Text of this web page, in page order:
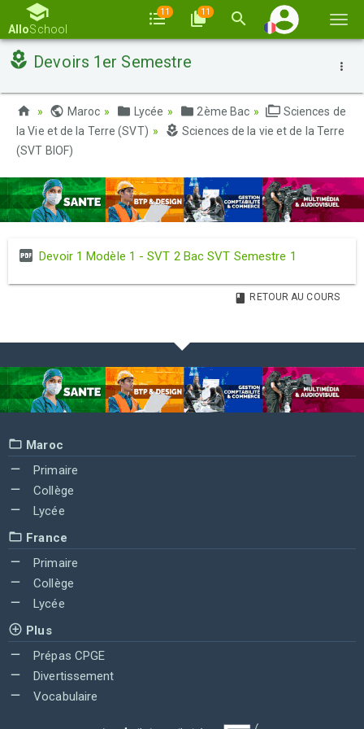
la
AlloSchool
11 11
Devoirs 1er Semestre
Maroc Lycée 2ème Bac
Sciences de
la Vie et de la Terre (SVT)
Sciences de la vie et de la Terre
(SVT BIOF)
Devoir 1 Modèle 1 - SVT 2 Bac SVT Semestre 1
RETOUR AU COURS
Maroc
Primaire
Collège
Lycée
France
Primaire
Collège
Lycée
Plus
Prépas CPGE
Divertissement
Vocabulaire